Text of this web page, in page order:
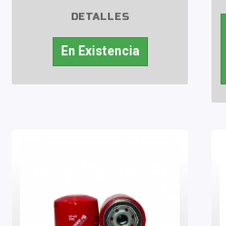
DETALLES
En Existencia